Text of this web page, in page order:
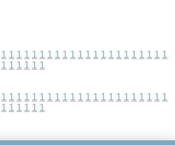
1 1 1 1 1 1 1 1 1 1 1 1 1 1 1 1 1 1 1 1 1 1
1 1 1 1 1 1
1 1 1 1 1 1 1 1 1 1 1 1 1 1 1 1 1 1 1 1 1 1
1 1 1 1 1 1